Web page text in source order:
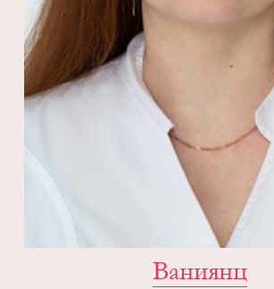
Ваниянц